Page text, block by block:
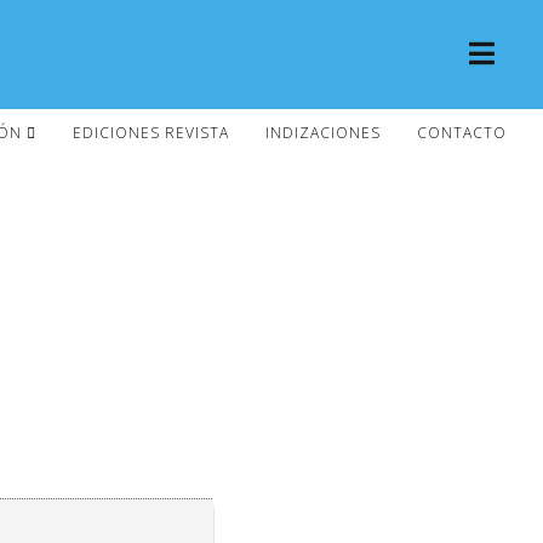
EDICIONES REVISTA INDIZACIONES CONTACTO